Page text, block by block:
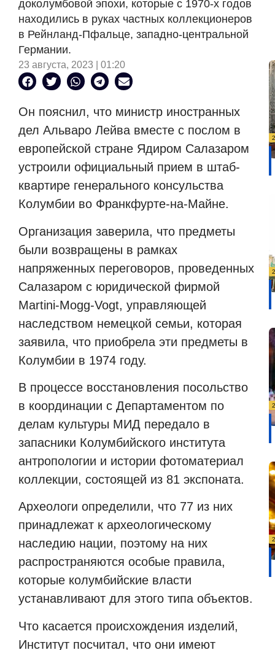
доколумбовой эпохи, которые с 1970-х годов
находились в руках частных коллекционеров
в Рейнланд-Пфальце, западно-центральной
Германии.
23 августа, 2023 | 01:20
Он пояснил, что министр иностранных
дел Альваро Лейва вместе с послом в
европейской стране Ядиром Салазаром
устроили официальный прием в штаб-
квартире генерального консульства
Колумбии во Франкфурте-на-Майне.
Организация заверила, что предметы
были возвращены в рамках
напряженных переговоров, проведенных
Салазаром с юридической фирмой
Martini-Mogg-Vogt, управляющей
наследством немецкой семьи, которая
заявила, что приобрела эти предметы в
Колумбии в 1974 году.
В процессе восстановления посольство
в координации с Департаментом по
делам культуры МИД передало в
запасники Колумбийского института
антропологии и истории фотоматериал
коллекции, состоящей из 81 экспоната.
Археологи определили, что 77 из них
принадлежат к археологическому
наследию нации, поэтому на них
распространяются особые правила,
которые колумбийские власти
устанавливают для этого типа объектов.
Что касается происхождения изделий,
Институт посчитал, что они имеют